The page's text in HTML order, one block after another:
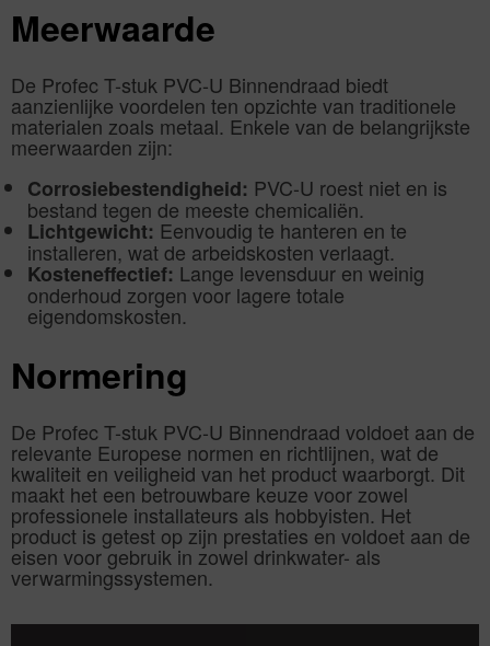
Meerwaarde
De Profec T-stuk PVC-U Binnendraad biedt
aanzienlijke voordelen ten opzichte van traditionele
materialen zoals metaal. Enkele van de belangrijkste
meerwaarden zijn:
Corrosiebestendigheid: PVC-U roest niet en is
bestand tegen de meeste chemicaliën.
Lichtgewicht: Eenvoudig te hanteren en te
installeren, wat de arbeidskosten verlaagt.
Kosteneffectief: Lange levensduur en weinig
onderhoud zorgen voor lagere totale
eigendomskosten.
Normering
De Profec T-stuk PVC-U Binnendraad voldoet aan de
relevante Europese normen en richtlijnen, wat de
kwaliteit en veiligheid van het product waarborgt. Dit
maakt het een betrouwbare keuze voor zowel
professionele installateurs als hobbyisten. Het
product is getest op zijn prestaties en voldoet aan de
eisen voor gebruik in zowel drinkwater- als
verwarmingssystemen.